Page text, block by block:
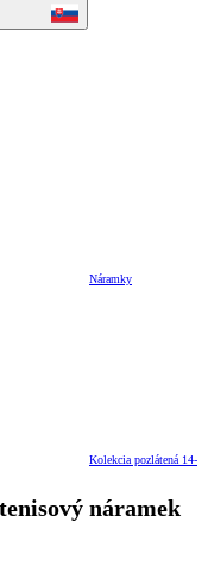
Náramky
Kolekcia pozlátená 14-
náramek